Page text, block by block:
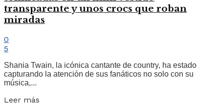
transparente y unos crocs que roban
miradas
0
5
Shania Twain, la icónica cantante de country, ha estado
capturando la atención de sus fanáticos no solo con su
música,...
Leer más